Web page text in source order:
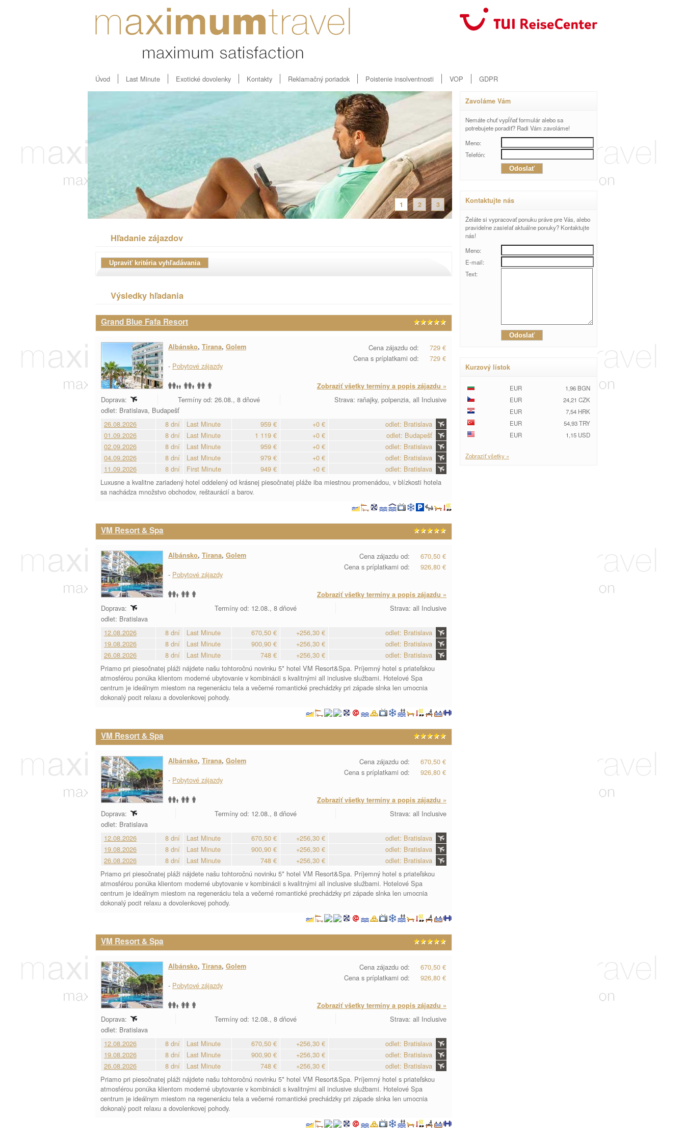
Úvod Last Minute Exotické dovolenky Kontakty Reklamačný poriadok Poistenie insolventnosti VOP GDPR
1 2 3
Hľadanie zájazdov
Výsledky hľadania
Grand Blue Fafa Resort
Cena zájazdu od:
729 €
Cena s príplatkami od:
729 €
Albánsko, Tirana, Golem
- Pobytové zájazdy
Zobraziť všetky termíny a popis zájazdu »
Doprava: Termíny od: 26.08., 8 dňové
Strava: raňajky, polpenzia, all Inclusive
odlet: Bratislava, Budapešť
26.08.2026
8 dní Last Minute 959 € +0 €
odlet: Bratislava
01.09.2026
8 dní Last Minute 1 119 € +0 €
odlet: Budapešť
02.09.2026
8 dní Last Minute 959 € +0 €
odlet: Bratislava
04.09.2026
8 dní Last Minute 979 € +0 €
odlet: Bratislava
11.09.2026
8 dní First Minute 949 € +0 €
odlet: Bratislava
Luxusne a kvalitne zariadený hotel oddelený od krásnej piesočnatej pláže iba miestnou promenádou, v blízkosti hotela
sa nachádza množstvo obchodov, reštaurácií a barov.
VM Resort & Spa
Cena zájazdu od:
670,50 €
Cena s príplatkami od:
926,80 €
Albánsko, Tirana, Golem
- Pobytové zájazdy
Zobraziť všetky termíny a popis zájazdu »
Doprava: Termíny od: 12.08., 8 dňové
Strava: all Inclusive
odlet: Bratislava
12.08.2026
8 dní Last Minute 670,50 € +256,30 €
odlet: Bratislava
19.08.2026
8 dní Last Minute 900,90 € +256,30 €
odlet: Bratislava
26.08.2026
8 dní Last Minute 748 € +256,30 €
odlet: Bratislava
Priamo pri piesočnatej pláži nájdete našu tohtoročnú novinku 5* hotel VM Resort&Spa. Príjemný hotel s priateľskou
atmosférou ponúka klientom moderné ubytovanie v kombinácii s kvalitnými all inclusive službami. Hotelové Spa
centrum je ideálnym miestom na regeneráciu tela a večerné romantické prechádzky pri západe slnka len umocnia
dokonalý pocit relaxu a dovolenkovej pohody.
VM Resort & Spa
Cena zájazdu od:
670,50 €
Cena s príplatkami od:
926,80 €
Albánsko, Tirana, Golem
- Pobytové zájazdy
Zobraziť všetky termíny a popis zájazdu »
Doprava: Termíny od: 12.08., 8 dňové
Strava: all Inclusive
odlet: Bratislava
12.08.2026
8 dní Last Minute 670,50 € +256,30 €
odlet: Bratislava
19.08.2026
8 dní Last Minute 900,90 € +256,30 €
odlet: Bratislava
26.08.2026
8 dní Last Minute 748 € +256,30 €
odlet: Bratislava
Priamo pri piesočnatej pláži nájdete našu tohtoročnú novinku 5* hotel VM Resort&Spa. Príjemný hotel s priateľskou
atmosférou ponúka klientom moderné ubytovanie v kombinácii s kvalitnými all inclusive službami. Hotelové Spa
centrum je ideálnym miestom na regeneráciu tela a večerné romantické prechádzky pri západe slnka len umocnia
dokonalý pocit relaxu a dovolenkovej pohody.
VM Resort & Spa
Cena zájazdu od:
670,50 €
Cena s príplatkami od:
926,80 €
Albánsko, Tirana, Golem
- Pobytové zájazdy
Zobraziť všetky termíny a popis zájazdu »
Doprava: Termíny od: 12.08., 8 dňové
Strava: all Inclusive
odlet: Bratislava
12.08.2026
8 dní Last Minute 670,50 € +256,30 €
odlet: Bratislava
19.08.2026
8 dní Last Minute 900,90 € +256,30 €
odlet: Bratislava
26.08.2026
8 dní Last Minute 748 € +256,30 €
odlet: Bratislava
Priamo pri piesočnatej pláži nájdete našu tohtoročnú novinku 5* hotel VM Resort&Spa. Príjemný hotel s priateľskou
atmosférou ponúka klientom moderné ubytovanie v kombinácii s kvalitnými all inclusive službami. Hotelové Spa
centrum je ideálnym miestom na regeneráciu tela a večerné romantické prechádzky pri západe slnka len umocnia
dokonalý pocit relaxu a dovolenkovej pohody.
Zavoláme Vám
Nemáte chuť vypĺňať formulár alebo sa
potrebujete poradiť? Radi Vám zavoláme!
Meno:
Telefón:
Kontaktujte nás
Želáte si vypracovať ponuku práve pre Vás, alebo
pravidelne zasielať aktuálne ponuky? Kontaktujte
nás!
Meno:
E-mail:
Text:
Kurzový lístok
EUR
1,96 BGN
EUR
24,21 CZK
EUR
7,54 HRK
EUR
54,93 TRY
EUR
1,15 USD
Zobraziť všetky »